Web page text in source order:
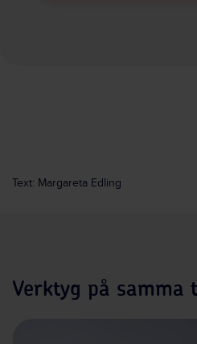
Text: Margareta Edling
Verktyg på samma